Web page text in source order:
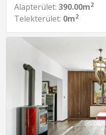
Alapterület: 390.00m2
Telekterület: 0m2